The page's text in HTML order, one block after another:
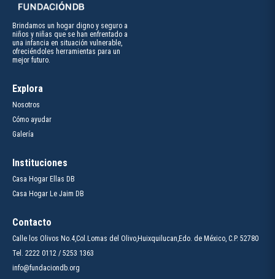
Brindamos un hogar digno y seguro a
niños y niñas que se han enfrentado a
una infancia en situación vulnerable,
ofreciéndoles herramientas para un
mejor futuro.
Explora
Nosotros
Cómo ayudar
Galería
Instituciones
Casa Hogar Ellas DB
Casa Hogar Le Jaim DB
Contacto
Calle los Olivos No.4,Col.Lomas del Olivo,Huixquilucan,Edo. de México, C.P. 52780
Tel. 2222 0112 / 5253 1363
info@fundaciondb.org